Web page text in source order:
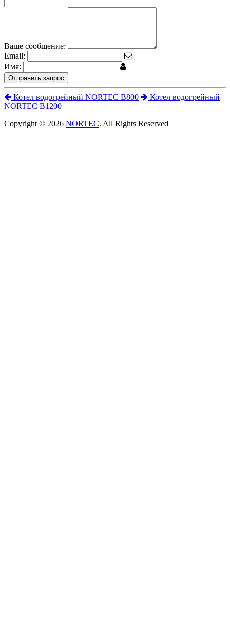
Ваше сообщение:
Email:
Имя:
Отправить запрос
Котел водогрейный NORTEC B800
Котел водогрейный
NORTEC B1200
Copyright © 2026 NORTEC. All Rights Reserved